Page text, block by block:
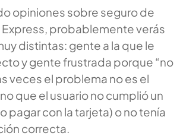
opiniones sobre seguro de
, probablemente verás
distintas: gente a la que le
y gente frustrada porque “no
veces el problema no es el
que el usuario no cumplió un
pagar con la tarjeta) o no tenía
correcta.